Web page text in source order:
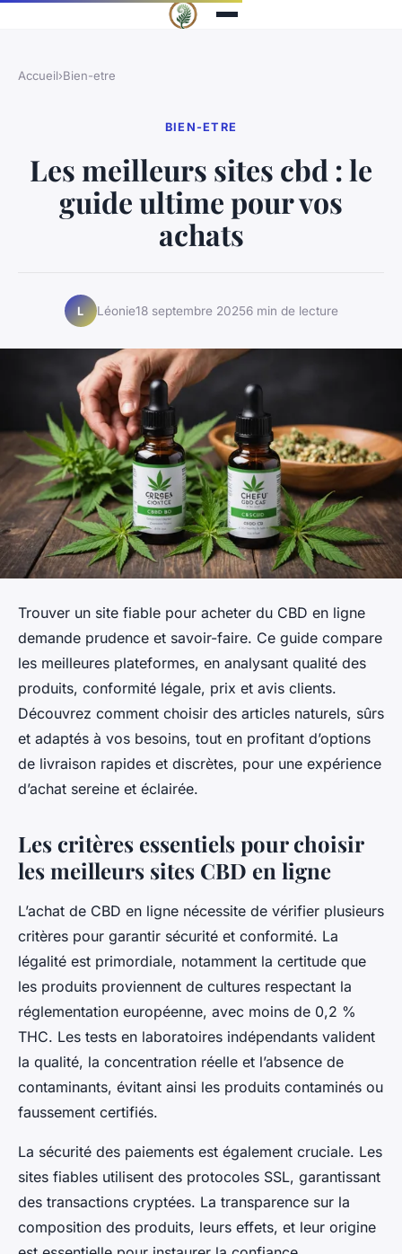
Accueil›Bien-etre
BIEN-ETRE
Les meilleurs sites cbd : le
guide ultime pour vos
achats
L Léonie18 septembre 20256 min de lecture
Trouver un site fiable pour acheter du CBD en ligne
demande prudence et savoir-faire. Ce guide compare
les meilleures plateformes, en analysant qualité des
produits, conformité légale, prix et avis clients.
Découvrez comment choisir des articles naturels, sûrs
et adaptés à vos besoins, tout en profitant d’options
de livraison rapides et discrètes, pour une expérience
d’achat sereine et éclairée.
Les critères essentiels pour choisir
les meilleurs sites CBD en ligne
L’achat de CBD en ligne nécessite de vérifier plusieurs
critères pour garantir sécurité et conformité. La
légalité est primordiale, notamment la certitude que
les produits proviennent de cultures respectant la
réglementation européenne, avec moins de 0,2 %
THC. Les tests en laboratoires indépendants valident
la qualité, la concentration réelle et l’absence de
contaminants, évitant ainsi les produits contaminés ou
faussement certifiés.
La sécurité des paiements est également cruciale. Les
sites fiables utilisent des protocoles SSL, garantissant
des transactions cryptées. La transparence sur la
composition des produits, leurs effets, et leur origine